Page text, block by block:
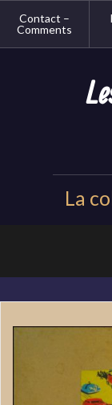
Contact –
Comments
La